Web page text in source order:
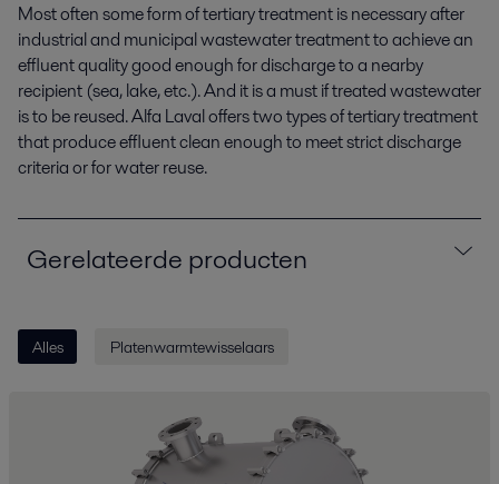
Most often some form of tertiary treatment is necessary after
industrial and municipal wastewater treatment to achieve an
effluent quality good enough for discharge to a nearby
recipient (sea, lake, etc.). And it is a must if treated wastewater
is to be reused. Alfa Laval offers two types of tertiary treatment
that produce effluent clean enough to meet strict discharge
criteria or for water reuse.
Gerelateerde producten
Alles Platenwarmtewisselaars